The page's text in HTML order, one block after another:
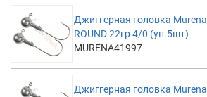
Джиггерная головка Murena
ROUND 22гр 4/0 (уп.5шт)
MURENA41997
Джиггерная головка Murena